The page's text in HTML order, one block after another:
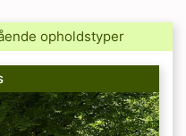
opholdstyper